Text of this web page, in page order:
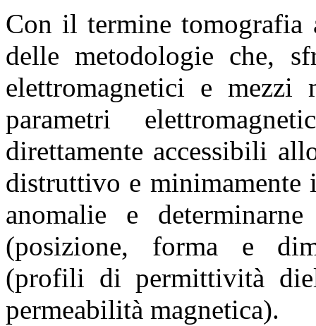
Con il termine tomografia
delle metodologie che,
elettromagnetici e
parametri
direttamente accessibili
distruttivo e minimamente
anomalie e
(posizione, forma e
(profili di permittività
permeabilità magnetica).